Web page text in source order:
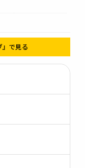
』で見る